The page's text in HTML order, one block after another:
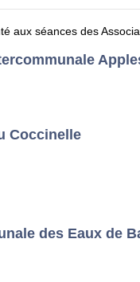
aux séances des
Coccinelle
des Eaux de